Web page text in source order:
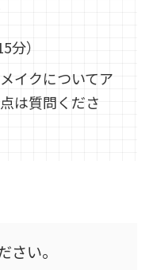
分）
イクについてア
は質問くださ
さい。